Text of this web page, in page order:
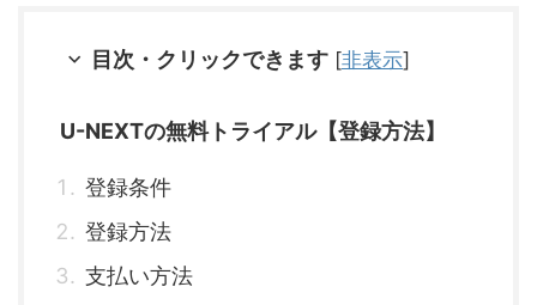
目次・クリックできます [非表示]
U-NEXTの無料トライアル【登録方法】
登録条件
登録方法
支払い方法